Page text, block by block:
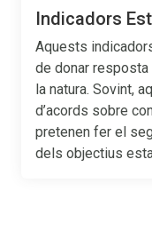
Indicadors
Aquests
de donar resposta
la natura. Sovint,
d’acords sobre
pretenen fer el
dels objectius